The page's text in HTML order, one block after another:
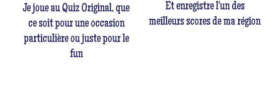
Je joue au Quiz Original, que
ce soit pour une occasion
particulière ou juste pour le
fun
Et enregistre l'un des
meilleurs scores de ma région